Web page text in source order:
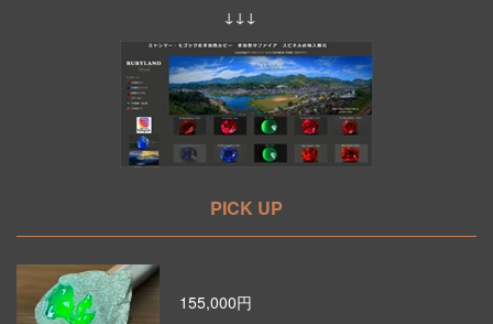
↓↓↓
PICK UP
155,000円